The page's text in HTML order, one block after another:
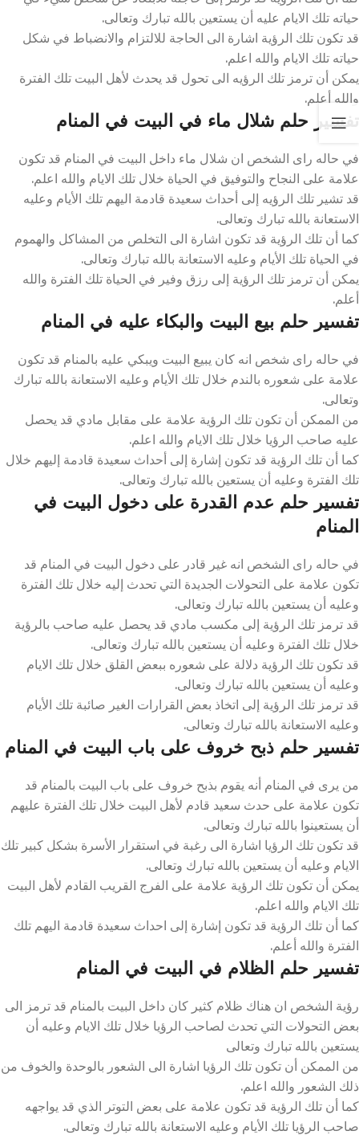
حياته تلك الايام عليه أن يستعين بالله تبارك وتعالى.
قد تكون تلك الرؤية اشارة الى الحاجة للالتزام والانضباط في شكل
حياته تلك الايام والله اعلم.
يمكن أن ترمز تلك الرؤيه الى تحول قد يحدث لأهل البيت تلك الفترة
والله أعلم.
تفسير حلم شلال ماء في البيت في المنام
في حاله راى الشخص ان شلال ماء داخل البيت في المنام قد تكون
علامة على النجاح والتوفيق في الحياة خلال تلك الايام والله اعلم.
قد تشير تلك الرؤيه إلى أحداث سعيدة قادمة اليهم تلك الأيام وعليه
الاستعانة بالله تبارك وتعالى.
كما أن تلك الرؤية قد تكون اشارة الى التخلص من المشاكل والهموم
في الحياة تلك الأيام وعليه الاستعانة بالله تبارك وتعالى.
يمكن أن ترمز تلك الرؤية إلى رزق وفير في الحياة تلك الفترة والله
أعلم.
تفسير حلم بيع البيت والبكاء عليه في المنام
في حاله راى شخص انه كان يبيع البيت ويبكي عليه بالمنام قد تكون
علامة على شعوره بالندم خلال تلك الأيام وعليه الاستعانة بالله تبارك
وتعالى.
من الممكن أن تكون تلك الرؤية علامة على مقابل مادي قد يحصل
عليه صاحب الرؤيا خلال تلك الايام والله اعلم.
كما أن تلك الرؤية قد تكون إشارة إلى أحداث سعيدة قادمة إليهم خلال
تلك الفترة وعليه أن يستعين بالله تبارك وتعالى.
تفسير حلم عدم القدرة على دخول البيت في
المنام
في حاله راى الشخص انه غير قادر على دخول البيت في المنام قد
تكون علامة على التحولات الجديدة التي تحدث إليه خلال تلك الفترة
وعليه أن يستعين بالله تبارك وتعالى.
قد ترمز تلك الرؤية إلى مكسب مادي قد يحصل عليه صاحب بالرؤية
خلال تلك الفترة وعليه أن يستعين بالله تبارك وتعالى.
قد تكون تلك الرؤية دلالة على شعوره ببعض القلق خلال تلك الايام
وعليه أن يستعين بالله تبارك وتعالى.
قد ترمز تلك الرؤية إلى اتخاذ بعض القرارات الغير صائبة تلك الأيام
وعليه الاستعانة بالله تبارك وتعالى.
تفسير حلم ذبح خروف على باب البيت في المنام
من يرى في المنام أنه يقوم بذبح خروف على باب البيت بالمنام قد
تكون علامة على حدث سعيد قادم لأهل البيت خلال تلك الفترة عليهم
أن يستعينوا بالله تبارك وتعالى.
قد تكون تلك الرؤيا اشارة الى رغبة في استقرار الأسرة بشكل كبير تلك
الايام وعليه أن يستعين بالله تبارك وتعالى.
يمكن أن تكون تلك الرؤية علامة على الفرج القريب القادم لأهل البيت
تلك الايام والله اعلم.
كما أن تلك الرؤية قد تكون إشارة إلى احداث سعيدة قادمة اليهم تلك
الفترة والله أعلم.
تفسير حلم الظلام في البيت في المنام
رؤية الشخص ان هناك ظلام كثير كان داخل البيت بالمنام قد ترمز الى
بعض التحولات التي تحدث لصاحب الرؤيا خلال تلك الايام وعليه أن
يستعين بالله تبارك وتعالى
من الممكن أن تكون تلك الرؤيا اشارة الى الشعور بالوحدة والخوف من
ذلك الشعور والله اعلم.
كما أن تلك الرؤية قد تكون علامة على بعض التوتر الذي قد يواجهه
صاحب الرؤيا تلك الأيام وعليه الاستعانة بالله تبارك وتعالى.